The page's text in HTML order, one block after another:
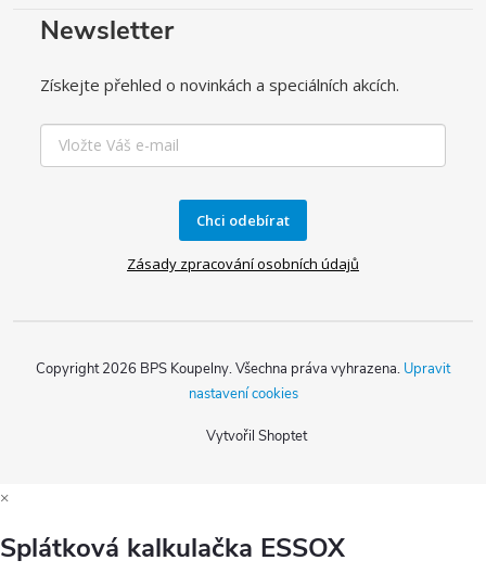
Newsletter
Získejte přehled o novinkách a speciálních akcích.
Chci odebírat
Zásady zpracování osobních údajů
Vytvořil Shoptet
Copyright 2026 BPS Koupelny. Všechna práva vyhrazena. Upravit
nastavení cookies
×
Splátková kalkulačka ESSOX